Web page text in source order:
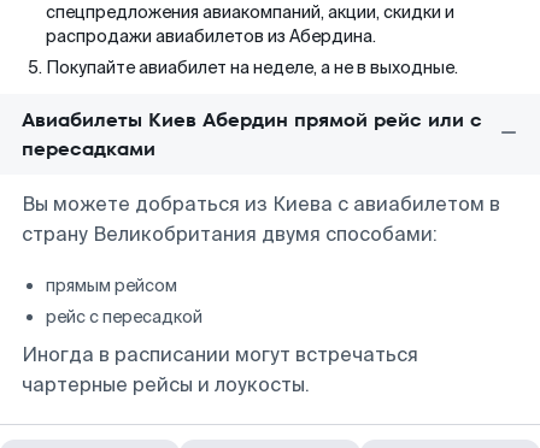
спецпредложения авиакомпаний, акции, скидки и
распродажи авиабилетов из Абердина.
Покупайте авиабилет на неделе, а не в выходные.
Авиабилеты Киев Абердин прямой рейс или с
пересадками
Вы можете добраться из Киева с авиабилетом в
страну Великобритания двумя способами:
прямым рейсом
рейс с пересадкой
Иногда в расписании могут встречаться
чартерные рейсы и лоукосты.